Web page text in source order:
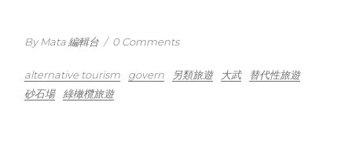
By Mata 編輯台 / 0 Comments
alternative tourism govern 另類旅遊 大武
替代性旅遊
砂石場
綠橄欖旅遊